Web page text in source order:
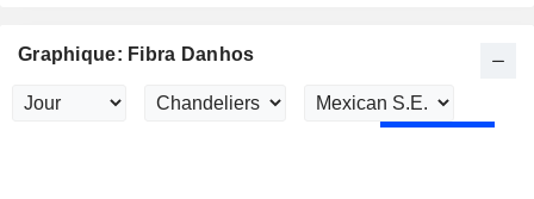
Graphique: Fibra Danhos